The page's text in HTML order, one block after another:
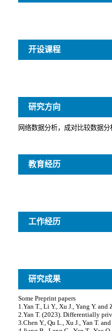
开设课程
研究方向
教育经历
工作经历
研究成果